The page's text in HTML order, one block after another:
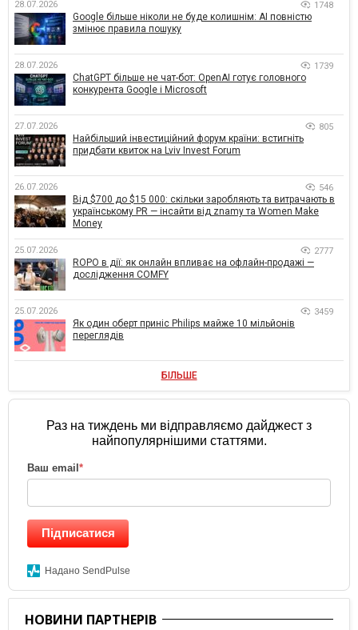
28.07.2026 1748
Google більше ніколи не буде колишнім: AI повністю
змінює правила пошуку
28.07.2026 1739
ChatGPT більше не чат-бот: OpenAI готує головного
конкурента Google і Microsoft
27.07.2026 805
Найбільший інвестиційний форум країни: встигніть
придбати квиток на Lviv Invest Forum
26.07.2026 546
Від $700 до $15 000: скільки заробляють та витрачають в
українському PR — інсайти від znamy та Women Make
Money
25.07.2026 2777
ROPO в дії: як онлайн впливає на офлайн-продажі —
дослідження COMFY
25.07.2026 3459
Як один оберт приніс Philips майже 10 мільйонів
переглядів
БІЛЬШЕ
Раз на тиждень ми відправляємо дайджест з
найпопулярнішими статтями.
Ваш email *
Підписатися
Надано SendPulse
НОВИНИ ПАРТНЕРІВ